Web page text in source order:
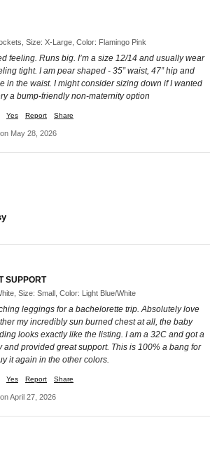
Size: X-Large, Color: Flamingo Pink
feeling. Runs big. I’m a size 12/14 and usually wear
tight. I am pear shaped - 35” waist, 47” hip and
in the waist. I might consider sizing down if I wanted
a bump-friendly non-maternity option
Yes Report Share
May 28, 2026
SUPPORT
Size: Small, Color: Light Blue/White
leggings for a bachelorette trip. Absolutely love
my incredibly sun burned chest at all, the baby
looks exactly like the listing. I am a 32C and got a
and provided great support. This is 100% a bang for
it again in the other colors.
Yes Report Share
April 27, 2026